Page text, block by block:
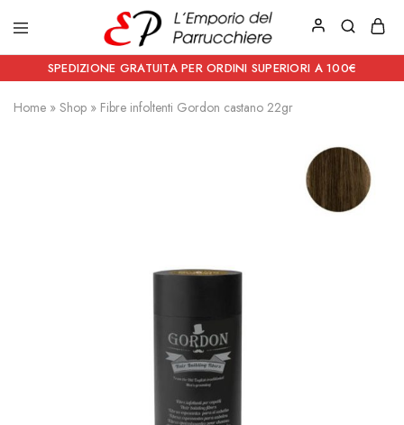
Emporio
del
Parrucchiere
Prodotti
estetici
e
Articoli
per
SPEDIZIONE GRATUITA PER ORDINI SUPERIORI A 100€
Home » Shop » Fibre infoltenti Gordon castano 22gr